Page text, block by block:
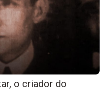
o criador do